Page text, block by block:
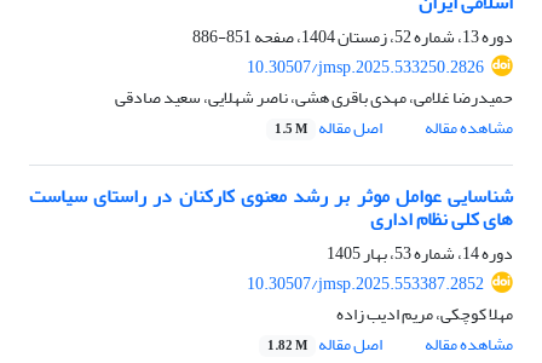
دوره 13، شماره 52، زمستان 1404، صفحه
851-886
10.30507/jmsp.2025.533250.2826
حمیدرضا غلامی، مهدی باقری هشی، ناصر شهلایی، سعید صادقی
مشاهده مقاله
اصل مقاله 1.5 M
شناسایی عوامل موثر بر رشد معنوی کارکنان در راستای سیاست
های کلی نظام اداری
دوره 14، شماره 53، بهار 1405
10.30507/jmsp.2025.553387.2852
مهلا کوچکی، مریم ادیب زاده
مشاهده مقاله
اصل مقاله 1.82 M